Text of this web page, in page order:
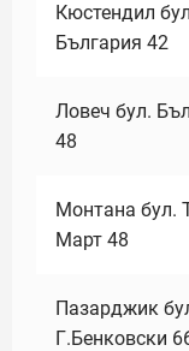
Кюстендил
България 42
Ловеч бул.
48
Монтана бул.
Март 48
Пазарджик
Г.Бенковски